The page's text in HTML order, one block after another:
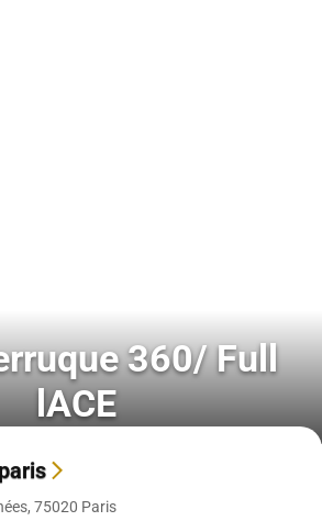
360/ Full
lACE
, 75020 Paris